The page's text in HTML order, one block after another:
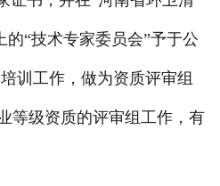
“技术专家委员会”予于公
训工作，做为资质评审组
等级资质的评审组工作，有